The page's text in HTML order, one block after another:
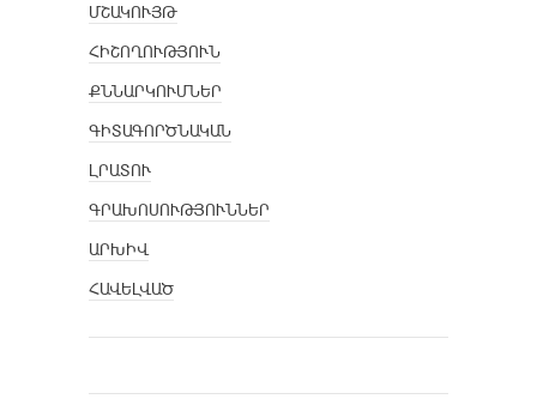
ՄՇԱԿՈՒՅԹ
ՀԻՇՈՂՈՒԹՅՈՒՆ
ՔՆՆԱՐԿՈՒՄՆԵՐ
ԳԻՏԱԳՈՐԾՆԱԿԱՆ
ԼՐԱՏՈՒ
ԳՐԱԽՈՍՈՒԹՅՈՒՆՆԵՐ
ԱՐԽԻՎ
ՀԱՎԵԼՎԱԾ